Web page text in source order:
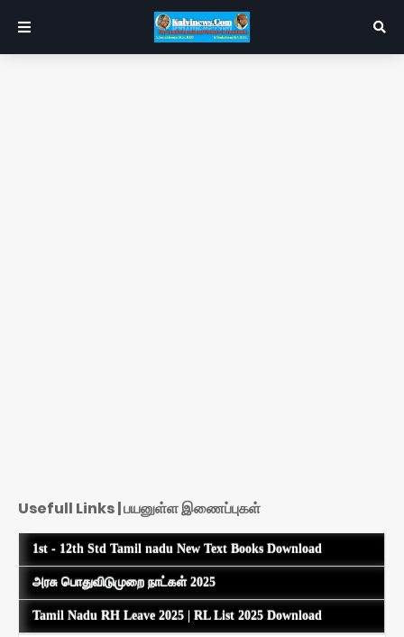
Usefull Links | பயனுள்ள இணைப்புகள்
1st - 12th Std Tamil nadu New Text Books Download
அரசு பொதுவிடுமுறை நாட்கள் 2025
Tamil Nadu RH Leave 2025 | RL List 2025 Download